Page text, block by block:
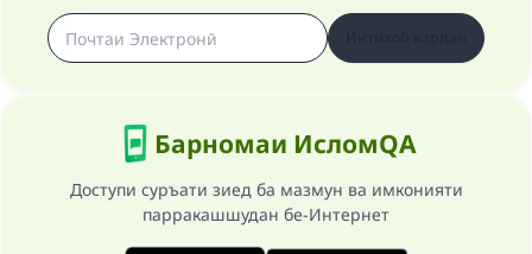
Барномаи ИсломQA
Доступи суръати зиед ба мазмун ва имконияти
парракашшудан бе-Интернет